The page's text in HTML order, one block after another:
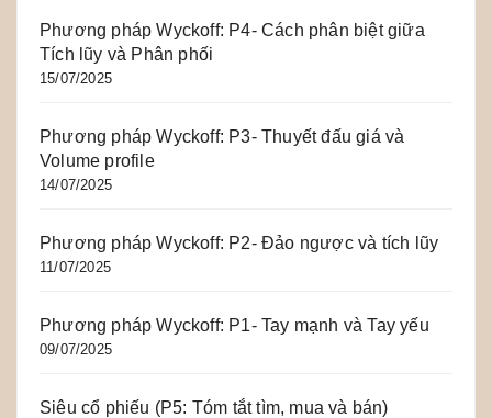
Phương pháp Wyckoff: P4- Cách phân biệt giữa
Tích lũy và Phân phối
15/07/2025
Phương pháp Wyckoff: P3- Thuyết đấu giá và
Volume profile
14/07/2025
Phương pháp Wyckoff: P2- Đảo ngược và tích lũy
11/07/2025
Phương pháp Wyckoff: P1- Tay mạnh và Tay yếu
09/07/2025
Siêu cổ phiếu (P5: Tóm tắt tìm, mua và bán)